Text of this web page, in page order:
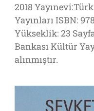
2018
Yayınları ISBN:
Yükseklik: 23
Bankası Kültür
alınmıştır.